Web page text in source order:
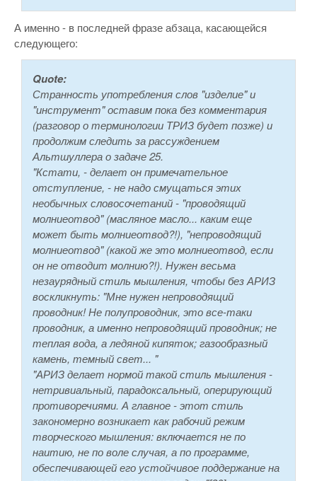
А именно - в последней фразе абзаца, касающейся
следующего:
Quote:
Странность употребления слов "изделие" и
"инструмент" оставим пока без комментария
(разговор о терминологии ТРИЗ будет позже) и
продолжим следить за рассуждением
Альтшуллера о задаче 25.
"Кстати, - делает он примечательное
отступление, - не надо смущаться этих
необычных словосочетаний - "проводящий
молниеотвод" (масляное масло... каким еще
может быть молниеотвод?!), "непроводящий
молниеотвод" (какой же это молниеотвод, если
он не отводит молнию?!). Нужен весьма
незаурядный стиль мышления, чтобы без АРИЗ
воскликнуть: "Мне нужен непроводящий
проводник! Не полупроводник, это все-таки
проводник, а именно непроводящий проводник; не
теплая вода, а ледяной кипяток; газообразный
камень, темный свет... "
"АРИЗ делает нормой такой стиль мышления -
нетривиальный, парадоксальный, оперирующий
противоречиями. А главное - этот стиль
закономерно возникает как рабочий режим
творческого мышления: включается не по
наитию, не по воле случая, а по программе,
обеспечивающей его устойчивое поддержание на